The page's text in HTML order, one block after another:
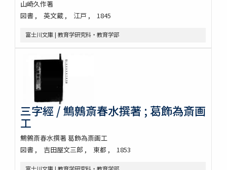
山崎久作著
図書
英文蔵 江戸 1845
富士川文庫 | 教育学研究科・教育学部
三字經 / 鷦鷯斎春水撰著 ; 葛飾為斎画
工
鷦鷯斎春水撰著 葛飾為斎画工
図書
吉田屋文三郎 東都 1853